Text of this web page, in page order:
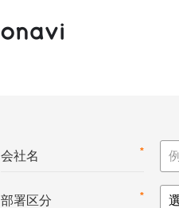
*
会社名
*
部署区分